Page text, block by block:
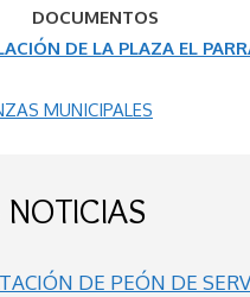
DOCUMENTOS
DE LA PLAZA EL
MUNICIPALES
DE PEÓN DE